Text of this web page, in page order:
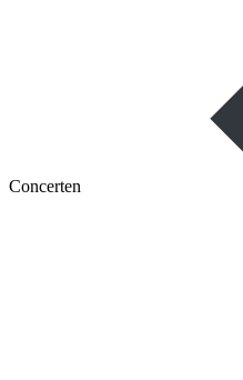
Concerten